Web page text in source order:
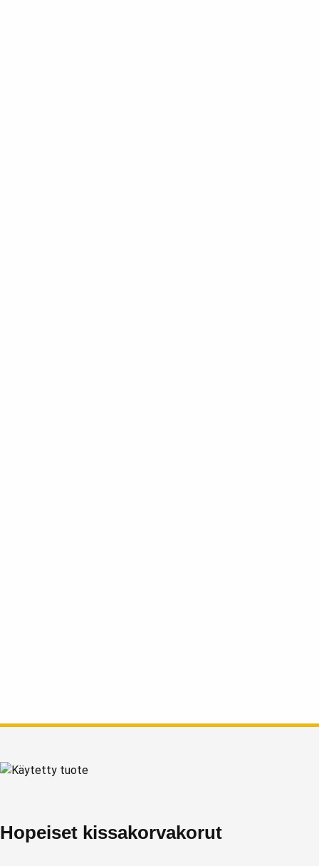
Hopeiset kissakorvakorut